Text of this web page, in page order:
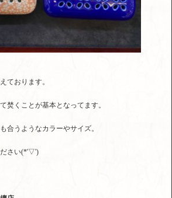
ております。
焚くことが基本となってます。
合うようなカラーやサイズ。
ださい(*'▽')